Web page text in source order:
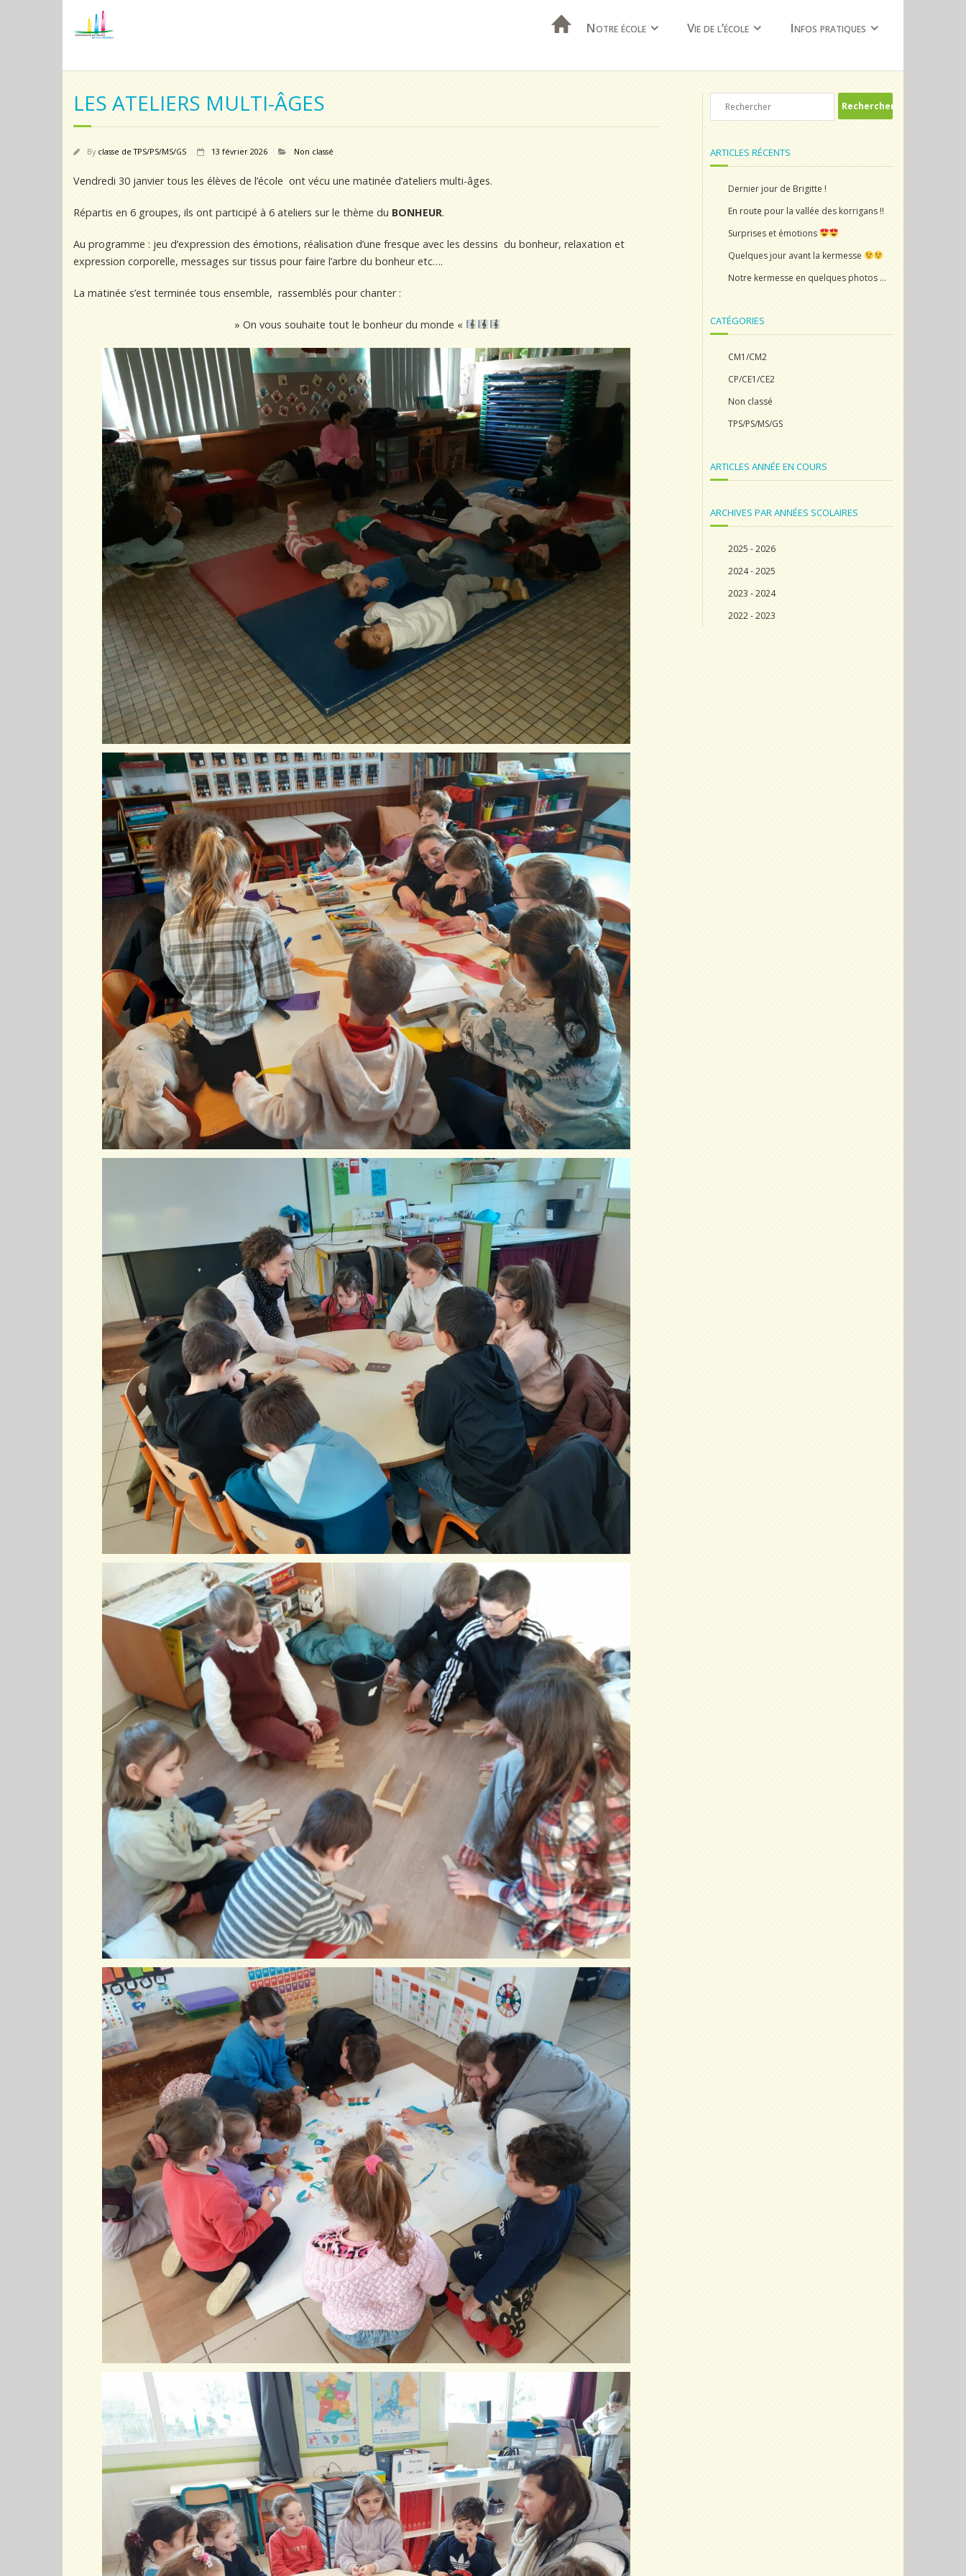
Notre école Vie de l’école Infos pratiques
LES ATELIERS MULTI-ÂGES
By classe de TPS/PS/MS/GS 13 février 2026 Non classé
Vendredi 30 janvier tous les élèves de l’école ont vécu une matinée d’ateliers multi-âges.
Répartis en 6 groupes, ils ont participé à 6 ateliers sur le thème du BONHEUR.
Au programme : jeu d’expression des émotions, réalisation d’une fresque avec les dessins du bonheur, relaxation et
expression corporelle, messages sur tissus pour faire l’arbre du bonheur etc….
La matinée s’est terminée tous ensemble, rassemblés pour chanter :
» On vous souhaite tout le bonheur du monde «
ARTICLES RÉCENTS
Dernier jour de Brigitte !
En route pour la vallée des korrigans !!
Surprises et émotions
Quelques jour avant la kermesse
Notre kermesse en quelques photos …
CATÉGORIES
CM1/CM2
CP/CE1/CE2
Non classé
TPS/PS/MS/GS
ARTICLES ANNÉE EN COURS
ARCHIVES PAR ANNÉES SCOLAIRES
2025 - 2026
2024 - 2025
2023 - 2024
2022 - 2023